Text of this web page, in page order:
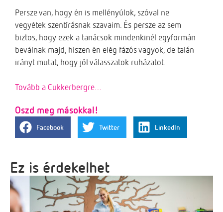
Persze van, hogy én is mellényúlok, szóval ne
vegyétek szentírásnak szavaim. És persze az sem
biztos, hogy ezek a tanácsok mindenkinél egyformán
beválnak majd, hiszen én elég fázós vagyok, de talán
irányt mutat, hogy jól válasszatok ruházatot.
Tovább a Cukkerbergre…
Oszd meg másokkal!
Facebook Twitter LinkedIn
Ez is érdekelhet